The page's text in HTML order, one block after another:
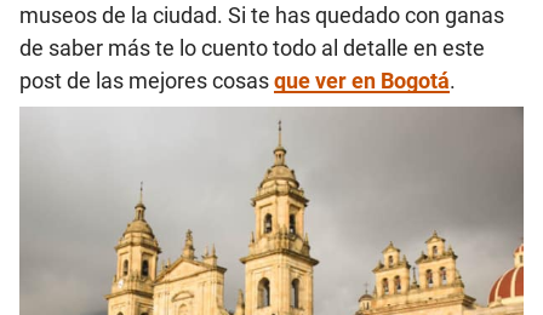
museos de la ciudad. Si te has quedado con ganas
de saber más te lo cuento todo al detalle en este
post de las mejores cosasque ver en Bogotá.